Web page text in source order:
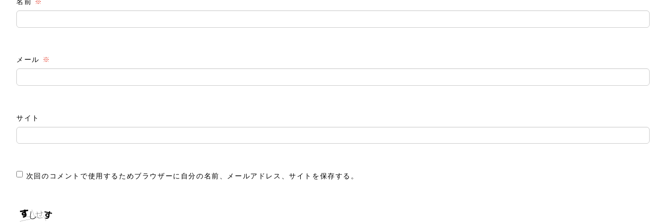
名前 ※
メール ※
サイト
次回のコメントで使用するためブラウザーに自分の名前、メールアドレス、サイトを保存する。